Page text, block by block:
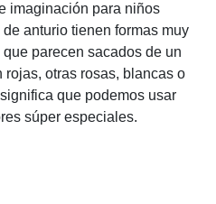
imaginación para niños
anturio tienen formas muy
parecen sacados de un
otras rosas, blancas o
que podemos usar
súper especiales.